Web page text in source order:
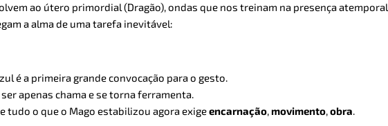
ao útero primordial (Dragão), ondas que nos treinam na presença atemporal
a alma de uma tarefa inevitável:
é a primeira grande convocação para o gesto.
apenas chama e se torna ferramenta.
tudo o que o Mago estabilizou agora exigeencarnação,movimento,obra.